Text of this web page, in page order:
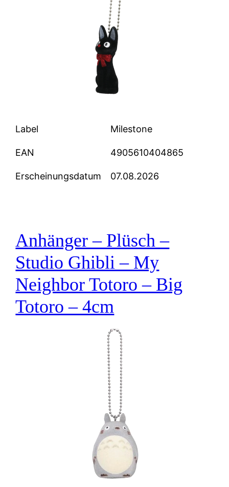
Label Milestone
EAN 4905610404865
Erscheinungsdatum 07.08.2026
Anhänger – Plüsch –
Studio Ghibli – My
Neighbor Totoro – Big
Totoro – 4cm